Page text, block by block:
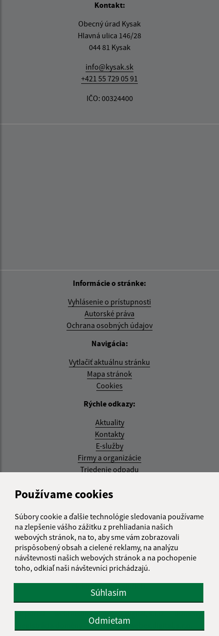
Používame cookies
Súbory cookie a ďalšie technológie sledovania používame
na zlepšenie vášho zážitku z prehliadania našich
webových stránok, na to, aby sme vám zobrazovali
prispôsobený obsah a cielené reklamy, na analýzu
návštevnosti našich webových stránok a na pochopenie
toho, odkiaľ naši návštevníci prichádzajú.
Súhlasím
Odmietam
Kontakt:
Obecný úrad Kysak
Hlavná ulica 146/28
044 81 Kysak
info@kysak.sk
+421 55 729 05 91
IČO: 00324400
Informácie o stránke:
Vyhlásenie o prístupnosti
Autorské práva
Ochrana osobných údajov
Navigácia:
Vytlačiť aktuálnu stránku
Mapa stránok
Cookies
Rýchle odkazy:
Aktuality
Kontakty
E-služby
Firmy a organizácie
Triedenie odpadu
Aktualizované:
RSS
Správca obsahu:
Správca obsahu je Obec Kysak.
Vytvorené v súlade sJednotným dizajn manuálom
elektronických služieb.
web portál webhosting webex.digital, s.r.o.
domény
spoločnosť webex.digital, s.r.o.